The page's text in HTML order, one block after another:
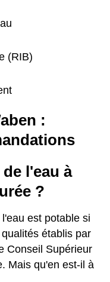
(RIB)
:
l'eau à
?
est potable si
établis par
Conseil Supérieur
Mais qu'en est-il à